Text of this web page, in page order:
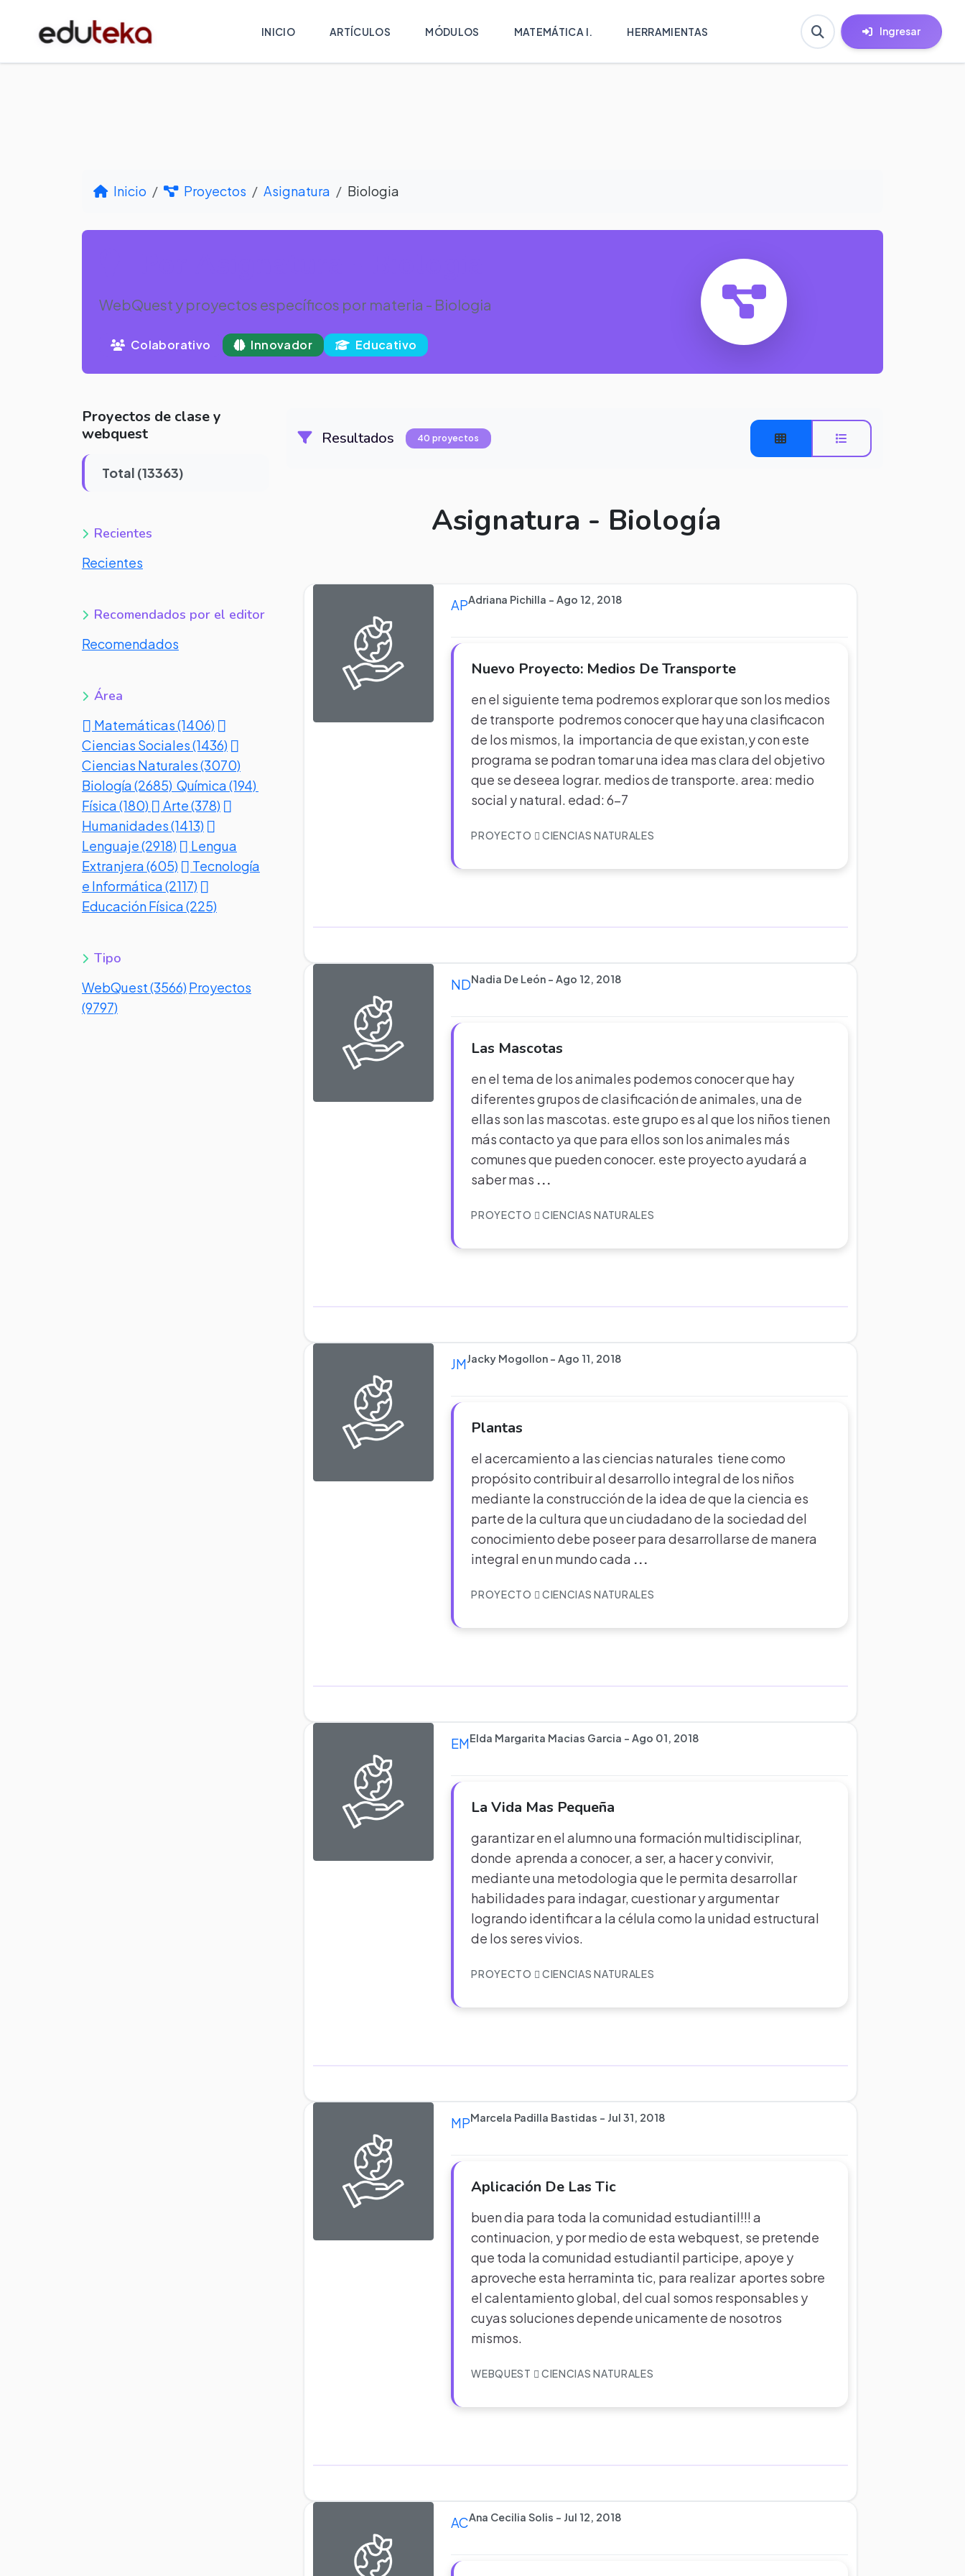
INICIO ARTÍCULOS MÓDULOS MATEMÁTICA I. HERRAMIENTAS Ingresar
Inicio Proyectos Asignatura Biologia
WebQuest y proyectos específicos por materia - Biologia
Colaborativo Innovador Educativo
Proyectos de clase y
webquest
Total (13363)
Recientes
Recientes
Recomendados por el editor
Recomendados
Área
Matemáticas (1406)
Ciencias Sociales (1436)
Ciencias Naturales (3070)
Biología (2685) Química (194)
Física (180)
Arte (378)
Humanidades (1413)
Lenguaje (2918)
Lengua
Extranjera (605)
Tecnología
e Informática (2117)
Educación Física (225)
Tipo
WebQuest (3566) Proyectos
(9797)
Resultados 40 proyectos
Asignatura - Biología
APAdriana Pichilla - Ago 12, 2018
Nuevo Proyecto: Medios De Transporte
en el siguiente tema podremos explorar que son los medios
de transporte podremos conocer que hay una clasificacon
de los mismos, la importancia de que existan,y con este
programa se podran tomar una idea mas clara del objetivo
que se deseea lograr. medios de transporte. area: medio
social y natural. edad: 6-7
PROYECTO CIENCIAS NATURALES
NDNadia De León - Ago 12, 2018
Las Mascotas
en el tema de los animales podemos conocer que hay
diferentes grupos de clasificación de animales, una de
ellas son las mascotas. este grupo es al que los niños tienen
más contacto ya que para ellos son los animales más
comunes que pueden conocer. este proyecto ayudará a
saber mas ...
PROYECTO CIENCIAS NATURALES
JMJacky Mogollon - Ago 11, 2018
Plantas
el acercamiento a las ciencias naturales tiene como
propósito contribuir al desarrollo integral de los niños
mediante la construcción de la idea de que la ciencia es
parte de la cultura que un ciudadano de la sociedad del
conocimiento debe poseer para desarrollarse de manera
integral en un mundo cada ...
PROYECTO CIENCIAS NATURALES
EMElda Margarita Macias Garcia - Ago 01, 2018
La Vida Mas Pequeña
garantizar en el alumno una formación multidisciplinar,
donde aprenda a conocer, a ser, a hacer y convivir,
mediante una metodologia que le permita desarrollar
habilidades para indagar, cuestionar y argumentar
logrando identificar a la célula como la unidad estructural
de los seres vivios.
PROYECTO CIENCIAS NATURALES
MPMarcela Padilla Bastidas - Jul 31, 2018
Aplicación De Las Tic
buen dia para toda la comunidad estudiantil!!! a
continuacion, y por medio de esta webquest, se pretende
que toda la comunidad estudiantil participe, apoye y
aproveche esta herraminta tic, para realizar aportes sobre
el calentamiento global, del cual somos responsables y
cuyas soluciones depende unicamente de nosotros
mismos.
WEBQUEST CIENCIAS NATURALES
ACAna Cecilia Solis - Jul 12, 2018